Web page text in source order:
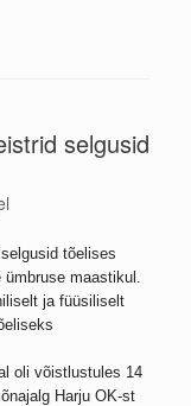
selgusid
tõelises
maastikul.
ja füüsiliselt
oli võistlustules 14
Harju OK-st